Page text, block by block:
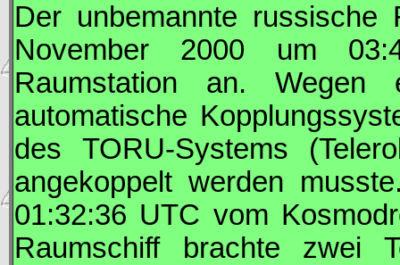
Der unbemannte russische
November 2000 um
Raumstation an. Wegen
automatische
des TORU-Systems
angekoppelt werden
01:32:36 UTC vom
Raumschiff brachte zwei